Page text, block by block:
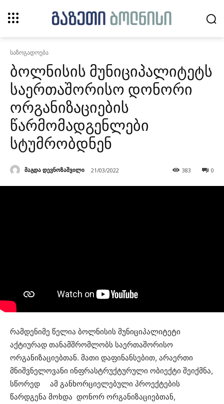
საზოგადოება
ბოლნისის მუნიციპალიტეტს
საერთაშორისო დონორი
ორგანიზაციების
წარმომადგენლები
სტუმრობდნენ
მაგდა დევნოზაშვილი 21/03/2022 0
383
რამდენიმე წელია ბოლნისის მუნიციპალიტეტი
აქტიურად თანამშრომლობს საერთაშორისო
ორგანიზაციებთან. მათი დაფინანსებით, არაერთი
მნიშვნელოვანი ინფრასტრუქტურული ობიექტი შეიქმნა,
სწორედ ამ განხორციელებული პროექტების
წარდგენა მოხდა დონორ ორგანიზაციებთან,